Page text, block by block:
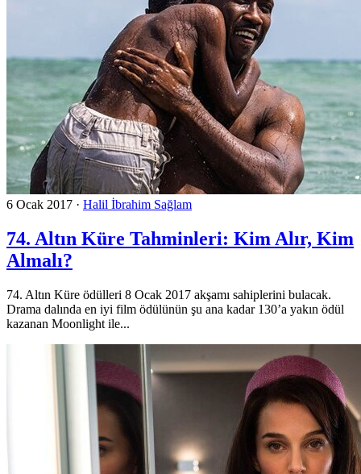
6 Ocak 2017 · Halil İbrahim Sağlam
74. Altın Küre Tahminleri: Kim Alır, Kim
Almalı?
74. Altın Küre ödülleri 8 Ocak 2017 akşamı sahiplerini bulacak.
Drama dalında en iyi film ödülünün şu ana kadar 130’a yakın ödül
kazanan Moonlight ile...